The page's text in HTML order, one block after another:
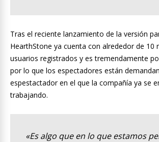
Tras el reciente lanzamiento de la versión
HearthStone ya cuenta con alrededor de 10
usuarios registrados y es tremendamente
por lo que los espectadores están
espestactador en el que la compañía ya se
trabajando.
«Es algo que en lo que estamos